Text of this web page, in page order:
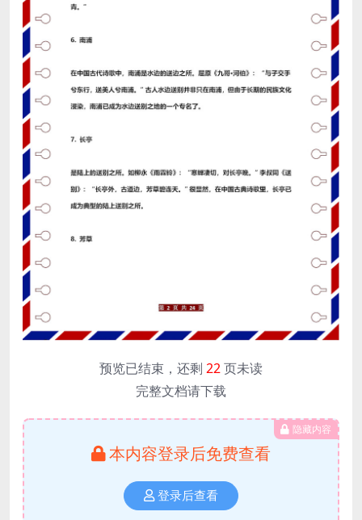
预览已结束，还剩 22页未读
完整文档请下载
隐藏内容
本内容登录后免费查看
登录后查看